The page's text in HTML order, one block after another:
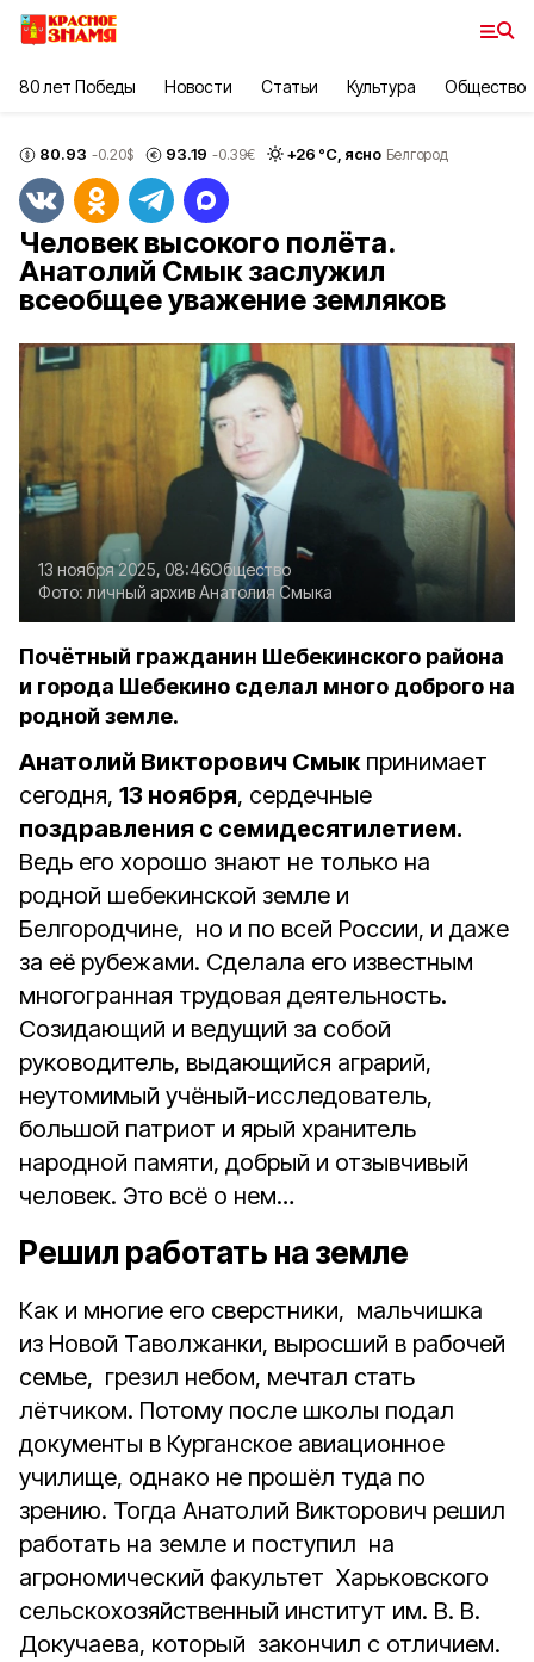
80 лет Победы Новости Статьи Культура Общество
80.93 -0.20$ 93.19 -0.39€ +26 °С, ясно Белгород
Человек высокого полёта.
Анатолий Смык заслужил
всеобщее уважение земляков
13 ноября 2025, 08:46Общество
Фото: личный архив Анатолия Смыка
Почётный гражданин Шебекинского района
и города Шебекино сделал много доброго на
родной земле.
Анатолий Викторович Смыкпринимает
сегодня, 13 ноября, сердечные
поздравления с семидесятилетием.
Ведь его хорошо знают не только на
родной шебекинской земле и
Белгородчине, но и по всей России, и даже
за её рубежами. Сделала его известным
многогранная трудовая деятельность.
Созидающий и ведущий за собой
руководитель, выдающийся аграрий,
неутомимый учёный-исследователь,
большой патриот и ярый хранитель
народной памяти, добрый и отзывчивый
человек. Это всё о нем…
Решил работать на земле
Как и многие его сверстники, мальчишка
из Новой Таволжанки, выросший в рабочей
семье, грезил небом, мечтал стать
лётчиком. Потому после школы подал
документы в Курганское авиационное
училище, однако не прошёл туда по
зрению. Тогда Анатолий Викторович решил
работать на земле и поступил на
агрономический факультет Харьковского
сельскохозяйственный институт им. В. В.
Докучаева, который закончил с отличием.